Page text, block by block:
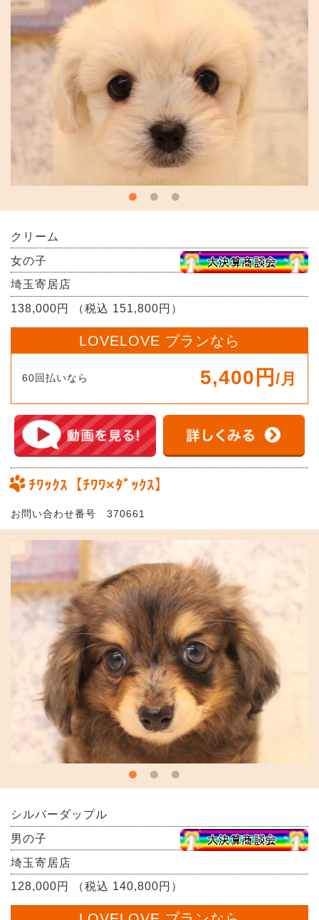
クリーム
女の子
埼玉寄居店
138,000円 （税込 151,800円）
LOVELOVE プランなら
60回払いなら 5,400円 /月
ﾁﾜｯｸｽ【ﾁﾜﾜ×ﾀﾞｯｸｽ】
お問い合わせ番号 370661
シルバーダップル
男の子
埼玉寄居店
128,000円 （税込 140,800円）